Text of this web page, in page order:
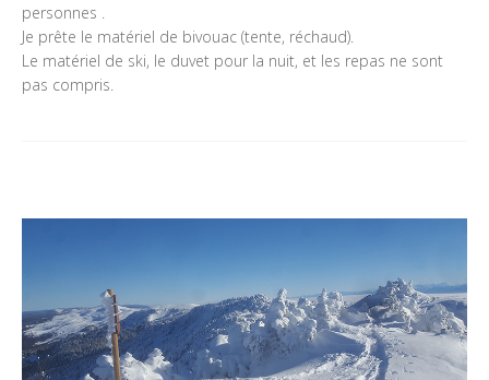
personnes .
Je prête le matériel de bivouac (tente, réchaud).
Le matériel de ski, le duvet pour la nuit, et les repas ne sont
pas compris.